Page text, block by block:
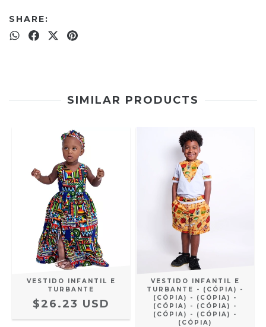
SHARE:
SIMILAR PRODUCTS
VESTIDO INFANTIL E
TURBANTE
$26.23 USD
VESTIDO INFANTIL E
TURBANTE - (CÓPIA) -
(CÓPIA) - (CÓPIA) -
(CÓPIA) - (CÓPIA) -
(CÓPIA) - (CÓPIA) -
(CÓPIA)